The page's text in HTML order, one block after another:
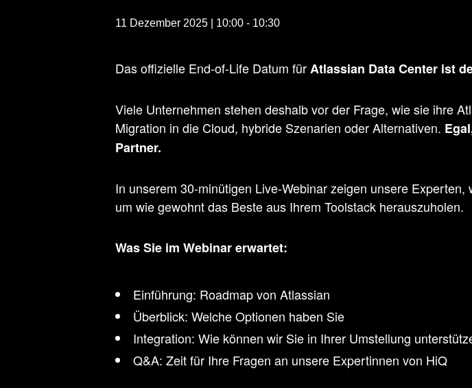
11 Dezember 2025 | 10:00 - 10:30
Das offizielle End-of-Life Datum fürAtlassian Data Center ist
Viele Unternehmen stehen deshalb vor der Frage, wie sie ihre
Migration in die Cloud, hybride Szenarien oder Alternativen.
Partner.
In unserem 30-minütigen Live-Webinar zeigen unsere
um wie gewohnt das Beste aus Ihrem Toolstack herauszuholen.
Was Sie im Webinar erwartet:
Einführung: Roadmap von Atlassian
Überblick: Welche Optionen haben Sie
Integration: Wie können wir Sie in Ihrer Umstellung
Q&A: Zeit für Ihre Fragen an unsere Expertinnen von HiQ